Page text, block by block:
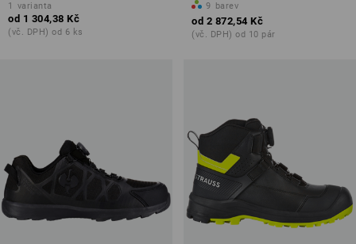
1 varianta
od 1 304,38 Kč
(vč. DPH) od 6 ks
9 barev
od 2 872,54 Kč
(vč. DPH) od 10 pár